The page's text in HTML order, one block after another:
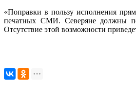
«Поправки в пользу исполнения
печатных СМИ. Северяне должны
Отсутствие этой возможности